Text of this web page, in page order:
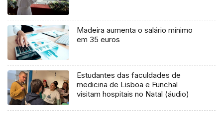
Madeira aumenta o salário mínimo
em 35 euros
Estudantes das faculdades de
medicina de Lisboa e Funchal
visitam hospitais no Natal (áudio)